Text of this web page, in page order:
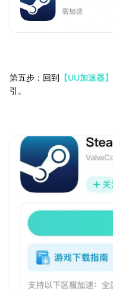
第五步：回到 【UU加速器】
引。